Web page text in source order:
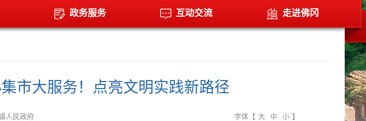
政务服务 互动交流 走进佛冈
市大服务！点亮文明实践新路径
人民政府 字体 【 大 中 小 】